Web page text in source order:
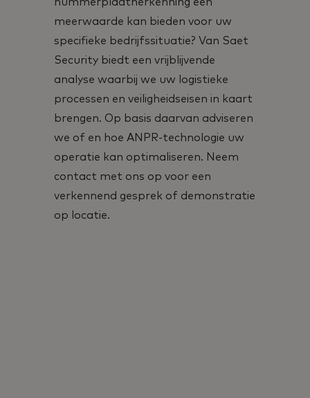
meerwaarde kan bieden voor uw
specifieke bedrijfssituatie? Van Saet
Security biedt een vrijblijvende
analyse waarbij we uw logistieke
processen en veiligheidseisen in kaart
brengen. Op basis daarvan adviseren
we of en hoe ANPR-technologie uw
operatie kan optimaliseren. Neem
contact met ons op voor een
verkennend gesprek of demonstratie
op locatie.